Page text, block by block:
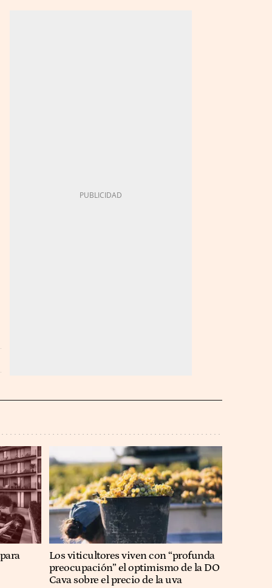
Los viticultores viven con “profunda
preocupación” el optimismo de la DO
Cava sobre el precio de la uva